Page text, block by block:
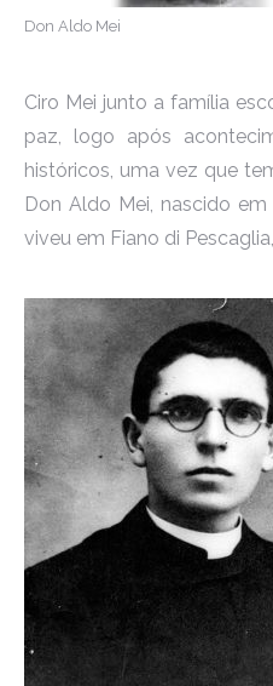
Don Aldo Mei
Ciro Mei junto a família
paz, logo após
históricos, uma vez que
Don Aldo Mei, nascido
viveu em Fiano di